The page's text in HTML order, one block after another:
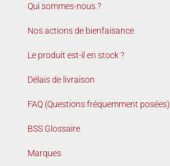
Qui sommes-nous ?
Nos actions de bienfaisance
Le produit est-il en stock ?
Délais de livraison
FAQ (Questions fréquemment posées)
BSS Glossaire
Marques